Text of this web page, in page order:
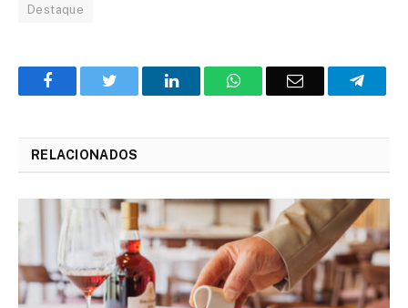
Destaque
FacebookTwitter
O
WhatsAppE-
RELACIONADOS